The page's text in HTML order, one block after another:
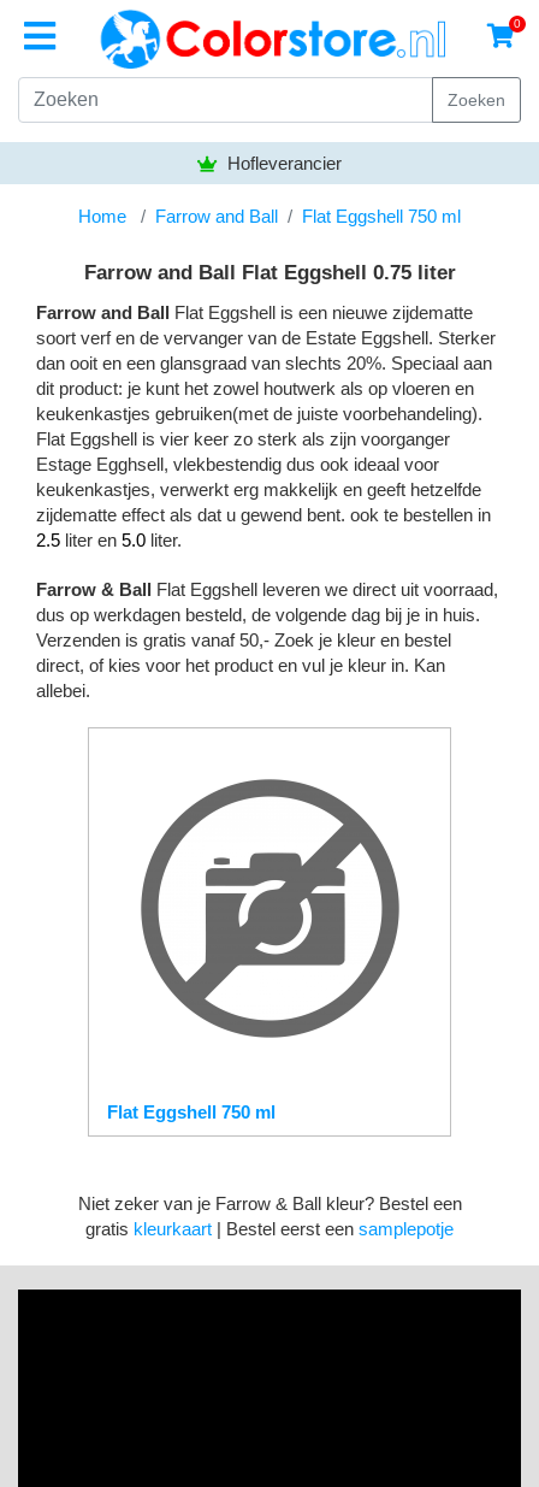
0
Zoeken
Hofleverancier
Home Farrow and Ball Flat Eggshell 750 ml
Farrow and Ball Flat Eggshell 0.75 liter
Farrow and Ball Flat Eggshell is een nieuwe zijdematte
soort verf en de vervanger van de Estate Eggshell. Sterker
dan ooit en een glansgraad van slechts 20%. Speciaal aan
dit product: je kunt het zowel houtwerk als op vloeren en
keukenkastjes gebruiken(met de juiste voorbehandeling).
Flat Eggshell is vier keer zo sterk als zijn voorganger
Estage Egghsell, vlekbestendig dus ook ideaal voor
keukenkastjes, verwerkt erg makkelijk en geeft hetzelfde
zijdematte effect als dat u gewend bent. ook te bestellen in
2.5 liter en 5.0 liter.
Farrow & Ball Flat Eggshell leveren we direct uit voorraad,
dus op werkdagen besteld, de volgende dag bij je in huis.
Verzenden is gratis vanaf 50,- Zoek je kleur en bestel
direct, of kies voor het product en vul je kleur in. Kan
allebei.
Flat Eggshell 750 ml
Niet zeker van je Farrow & Ball kleur? Bestel een
gratis kleurkaart | Bestel eerst een samplepotje